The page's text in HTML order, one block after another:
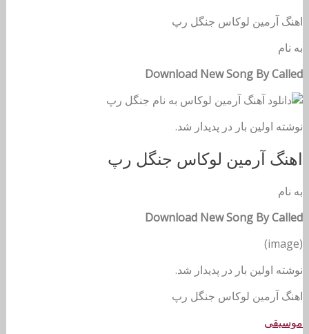
اهنگ آرمین لوکاس جنگل رپ
به نام
Download New Song By Called
نوشته اولین بار در پدیدار شد.
اهنگ آرمین لوکاس جنگل رپ
به نام
Download New Song By Called
(image)
نوشته اولین بار در پدیدار شد.
اهنگ آرمین لوکاس جنگل رپ
موسیقی